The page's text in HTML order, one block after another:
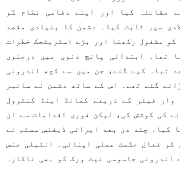
مقابلہ کیا اور اپنے دفاعی نظام کو
سپر ثابت کیا۔ دشمن کا بنیادی مقصد
کو مشغول رکھنا اور بڑے اسٹریٹجک خطرات
تھا۔ ابتدائی پانچ دنوں میں درجنوں
تباہ کیے گئے، جن میں سے کچھ اندرونی
گئے تھے۔ اس کے ساتھ دشمن نے سائبر
وار فیئر کے ذریعے کمانڈ اینڈ کنٹرول
کی کوشش کی، لیکن فوری اقدامات سے ان
گیا۔ چند دن بعد ایرانی ڈیفنس سسٹم نے
کر فعال حکمت عملی اپنائی۔ انٹیلی جنس
اندرونی جاسوسی نیٹ ورک کو بھی ناکارہ